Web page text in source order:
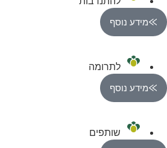
מידע נוסף
לתרומה
מידע נוסף
שותפים